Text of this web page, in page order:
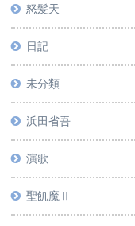
怒髪天
日記
未分類
浜田省吾
演歌
聖飢魔Ⅱ